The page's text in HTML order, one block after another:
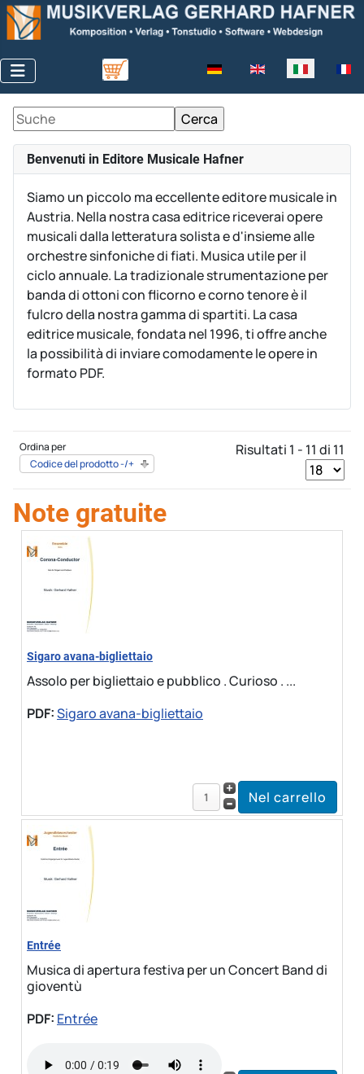
Seleziona la tua lingua
Benvenuti in Editore Musicale Hafner
Siamo un piccolo ma eccellente editore musicale in
Austria. Nella nostra casa editrice riceverai opere
musicali dalla letteratura solista e d'insieme alle
orchestre sinfoniche di fiati. Musica utile per il
ciclo annuale. La tradizionale strumentazione per
banda di ottoni con flicorno e corno tenore è il
fulcro della nostra gamma di spartiti. La casa
editrice musicale, fondata nel 1996, ti offre anche
la possibilità di inviare comodamente le opere in
formato PDF.
Ordina per
Codice del prodotto -/+
Risultati 1 - 11 di 11
Note gratuite
Sigaro avana-bigliettaio
Assolo per bigliettaio e pubblico . Curioso . ...
PDF:Sigaro avana-bigliettaio
Entrée
Musica di apertura festiva per un Concert Band di
gioventù
PDF: Entrée